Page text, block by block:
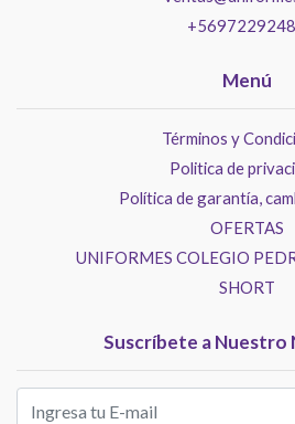
Menú
Términos y
Politica de
Política de garantía,
OFERTAS
UNIFORMES COLEGIO
SHORT
Suscríbete a